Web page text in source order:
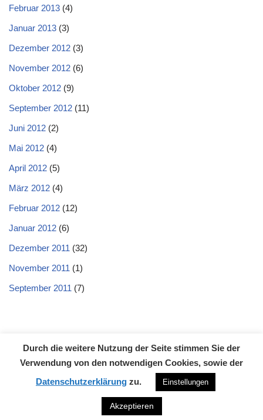
Februar 2013 (4)
Januar 2013 (3)
Dezember 2012 (3)
November 2012 (6)
Oktober 2012 (9)
September 2012 (11)
Juni 2012 (2)
Mai 2012 (4)
April 2012 (5)
März 2012 (4)
Februar 2012 (12)
Januar 2012 (6)
Dezember 2011 (32)
November 2011 (1)
September 2011 (7)
Datenschutzerklärung Impressum Kontakt
Neve| Präsentiert von WordPress
Durch die weitere Nutzung der Seite stimmen Sie der
Verwendung von den notwendigen Cookies, sowie der
Datenschutzerklärung zu. Einstellungen
Akzeptieren